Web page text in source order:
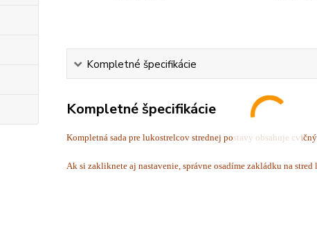
Kompletné špecifikácie
Kompletné špecifikácie
Kompletná sada pre lukostrelcov strednej postavy obsahuje
Ak si zakliknete aj nastavenie, správne osadíme zakládku na